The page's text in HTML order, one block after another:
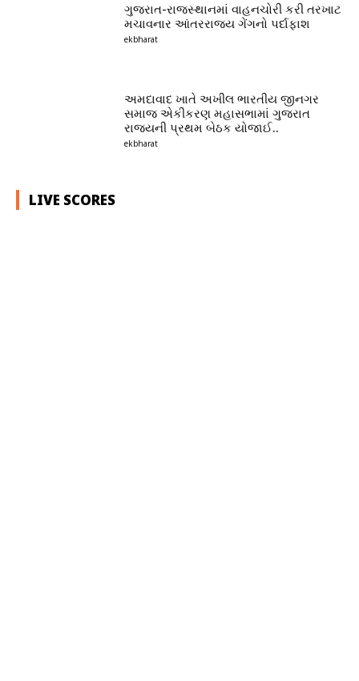
ગુજરાત-રાજસ્થાનમાં વાહનચોરી કરી તરખાટ
મચાવનાર આંતરરાજ્ય ગેંગનો પર્દાફાશ
ekbharat
અમદાવાદ ખાતે અખીલ ભારતીય જીનગર
સમાજ એકીકરણ મહાસભામાં ગુજરાત
રાજ્યની પ્રથમ બેઠક યોજાઈ..
ekbharat
LIVE SCORES